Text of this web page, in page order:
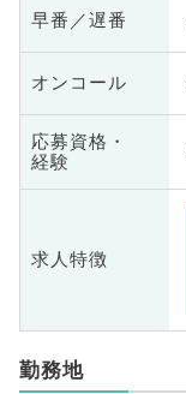
早番／遅番
オンコール
応募資格・
経験
求人特徴
勤務地